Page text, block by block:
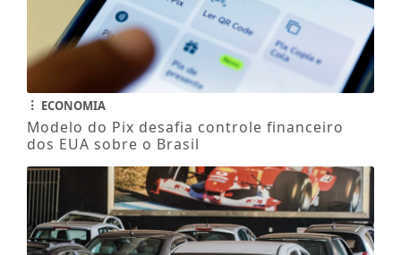
ECONOMIA
Modelo do Pix desafia controle financeiro
dos EUA sobre o Brasil